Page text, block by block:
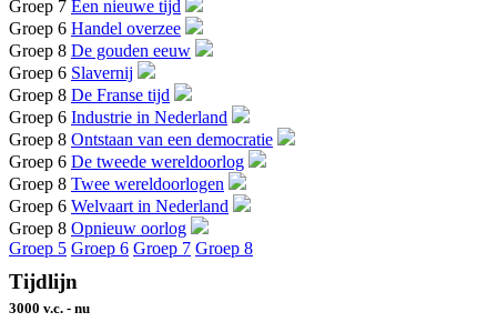
Groep 7 Een nieuwe tijd
Groep 6 Handel overzee
Groep 8 De gouden eeuw
Groep 6 Slavernij
Groep 8 De Franse tijd
Groep 6 Industrie in Nederland
Groep 8 Ontstaan van een democratie
Groep 6 De tweede wereldoorlog
Groep 8 Twee wereldoorlogen
Groep 6 Welvaart in Nederland
Groep 8 Opnieuw oorlog
Groep 5 Groep 6 Groep 7 Groep 8
Tijdlijn
3000 v.c. - nu